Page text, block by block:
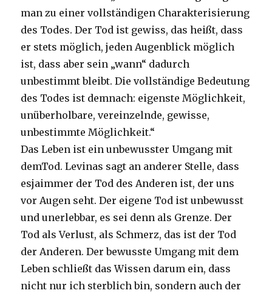
man zu einer vollständigen Charakterisierung
des Todes. Der Tod ist gewiss, das heißt, dass
er stets möglich, jeden Augenblick möglich
ist, dass aber sein „wann“ dadurch
unbestimmt bleibt. Die vollständige Bedeutung
des Todes ist demnach: eigenste Möglichkeit,
unüberholbare, vereinzelnde, gewisse,
unbestimmte Möglichkeit.“
Das Leben ist ein unbewusster Umgang mit
demTod. Levinas sagt an anderer Stelle, dass
esjaimmer der Tod des Anderen ist, der uns
vor Augen seht. Der eigene Tod ist unbewusst
und unerlebbar, es sei denn als Grenze. Der
Tod als Verlust, als Schmerz, das ist der Tod
der Anderen. Der bewusste Umgang mit dem
Leben schließt das Wissen darum ein, dass
nicht nur ich sterblich bin, sondern auch der